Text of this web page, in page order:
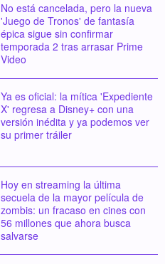
No está cancelada, pero la nueva
'Juego de Tronos' de fantasía
épica sigue sin confirmar
temporada 2 tras arrasar Prime
Video
Ya es oficial: la mítica 'Expediente
X' regresa a Disney+ con una
versión inédita y ya podemos ver
su primer tráiler
Hoy en streaming la última
secuela de la mayor película de
zombis: un fracaso en cines con
56 millones que ahora busca
salvarse